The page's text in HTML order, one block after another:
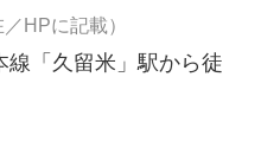
HPに記載）
「久留米」駅から徒